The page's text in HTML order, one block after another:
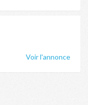
Voir l'annonce